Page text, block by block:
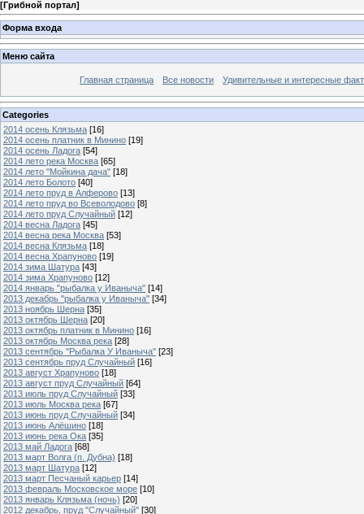
[Грибной портал]
Форма входа
Меню сайта
Главная страница Все новости Удивительные и интересные
Categories
2014 осень Клязьма [16]
2014 осень платник в Минино [19]
2014 осень Ладога [54]
2014 лето река Москва [65]
2014 лето "Мойкина дача" [18]
2014 лето Болото [40]
2014 лето пруд в Алферово [13]
2014 лето пруд во Всеволодово [8]
2014 лето пруд Случайный [12]
2014 весна Ладога [45]
2014 весна река Москва [53]
2014 весна Клязьма [18]
2014 весна Храпуново [19]
2014 зима Шатура [43]
2014 зима Храпуново [12]
2014 январь "рыбалка у Иваныча" [14]
2013 декабрь "рыбалка у Иваныча" [34]
2013 ноябрь Шерна [35]
2013 октябрь Шерна [20]
2013 октябрь платник в Минино [16]
2013 октябрь Москва река [28]
2013 сентябрь "Рыбалка У Иваныча" [23]
2013 сентябрь пруд Случайный [16]
2013 август Храпуново [18]
2013 август пруд Случайный [64]
2013 июль пруд Случайный [33]
2013 июль Москва река [67]
2013 июнь пруд Случайный [34]
2013 июнь Алёшино [18]
2013 июнь река Ока [35]
2013 май Ладога [68]
2013 март Волга (п. Дубна) [18]
2013 март Шатура [12]
2013 март Песчаный карьер [14]
2013 февраль Московское море [10]
2013 январь Клязьма (ночь) [20]
2012 декабрь, пруд "Случайный" [30]